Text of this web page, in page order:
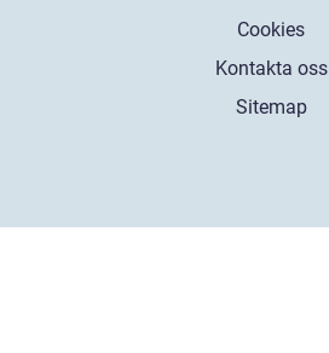
Cookies
Kontakta oss
Sitemap